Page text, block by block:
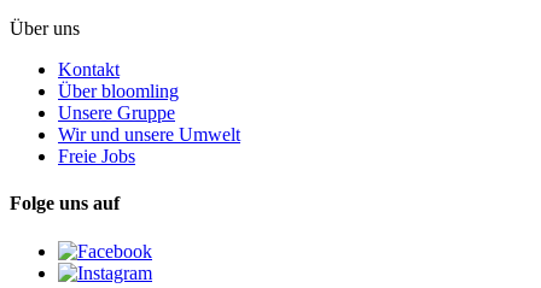
Über uns
Kontakt
Über bloomling
Unsere Gruppe
Wir und unsere Umwelt
Freie Jobs
Folge uns auf